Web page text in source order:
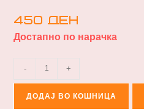
450ден
Достапно по нарачка
- +
ДОДАЈ ВО КОШНИЦА